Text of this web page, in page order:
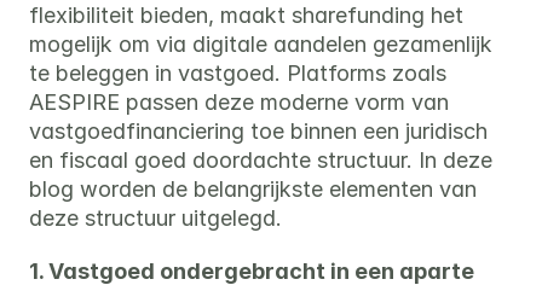
flexibiliteit bieden, maakt sharefunding het
mogelijk om via digitale aandelen gezamenlijk
te beleggen in vastgoed. Platforms zoals
AESPIRE passen deze moderne vorm van
vastgoedfinanciering toe binnen een juridisch
en fiscaal goed doordachte structuur. In deze
blog worden de belangrijkste elementen van
deze structuur uitgelegd.
1. Vastgoed ondergebracht in een aparte